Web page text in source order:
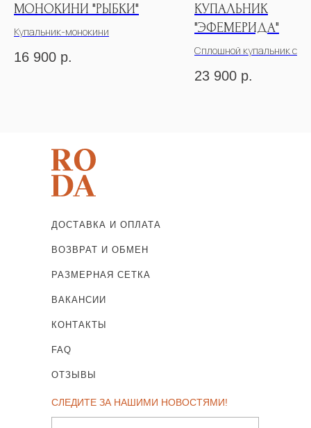
МОНОКИНИ "РЫБКИ"
Купальник-монокини
16 900 р.
КУПАЛЬНИК
"ЭФЕМЕРИДА"
Сплошной купальник с
23 900 р.
РАЗМЕРНАЯ СЕТКА
ДОСТАВКА И ОПЛАТА
КОНТАКТЫ
FAQ
ОТЗЫВЫ
СЛЕДИТЕ ЗА НАШИМИ НОВОСТЯМИ!
ВОЗВРАТ И ОБМЕН
ВАКАНСИИ